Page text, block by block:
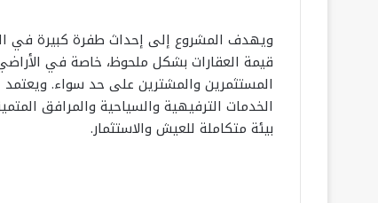
ويهدف المشروع إلى إحداث طفرة كبيرة في
قيمة العقارات بشكل ملحوظ، خاصة في
المستثمرين والمشترين على حد سواء.
الخدمات الترفيهية والسياحية والمرافق
بيئة متكاملة للعيش والاستثمار.